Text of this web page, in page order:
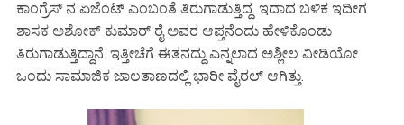
ಕಾಂಗ್ರೆಸ್ ನ ಏಜೆಂಟ್ ಎಂಬಂತೆ ತಿರುಗಾಡುತ್ತಿದ್ದ. ಇದಾದ ಬಳಿಕ ಇದೀಗ
ಶಾಸಕ ಅಶೋಕ್ ಕುಮಾರ್ ರೈ ಅವರ ಆಪ್ತನೆಂದು ಹೇಳಿಕೊಂಡು
ತಿರುಗಾಡುತ್ತಿದ್ದಾನೆ. ಇತ್ತೀಚೆಗೆ ಈತನದ್ದು ಎನ್ನಲಾದ ಅಶ್ಲೀಲ ವೀಡಿಯೋ
ಒಂದು ಸಾಮಾಜಿಕ ಜಾಲತಾಣದಲ್ಲಿ ಭಾರೀ ವೈರಲ್ ಆಗಿತ್ತು.